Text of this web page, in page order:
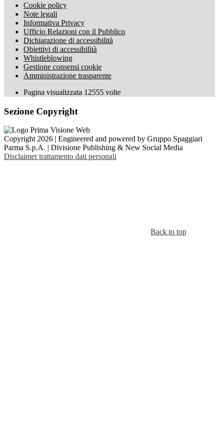
Cookie policy
Note legali
Informativa Privacy
Ufficio Relazioni con il Pubblico
Dichiarazione di accessibilità
Obiettivi di accessibilità
Whistleblowing
Gestione consensi cookie
Amministrazione trasparente
Pagina visualizzata 12555 volte
Sezione Copyright
Copyright 2026 | Engineered and powered by Gruppo Spaggiari
Parma S.p.A. | Divisione Publishing & New Social Media
Disclaimer trattamento dati personali
Back to top